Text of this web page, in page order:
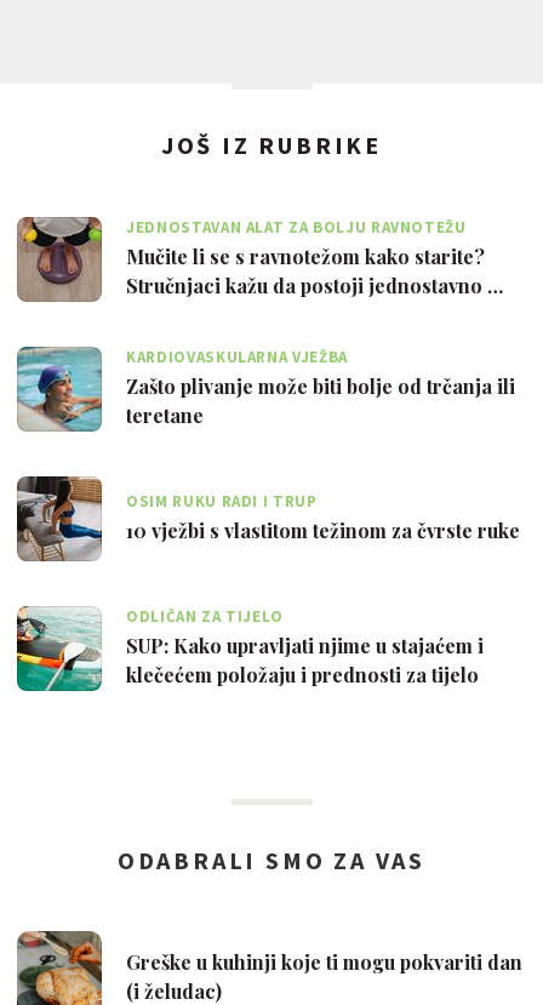
JOŠ IZ RUBRIKE
JEDNOSTAVAN ALAT ZA BOLJU RAVNOTEŽU
Mučite li se s ravnotežom kako starite?
Stručnjaci kažu da postoji jednostavno …
KARDIOVASKULARNA VJEŽBA
Zašto plivanje može biti bolje od trčanja ili
teretane
OSIM RUKU RADI I TRUP
10 vježbi s vlastitom težinom za čvrste ruke
ODLIČAN ZA TIJELO
SUP: Kako upravljati njime u stajaćem i
klečećem položaju i prednosti za tijelo